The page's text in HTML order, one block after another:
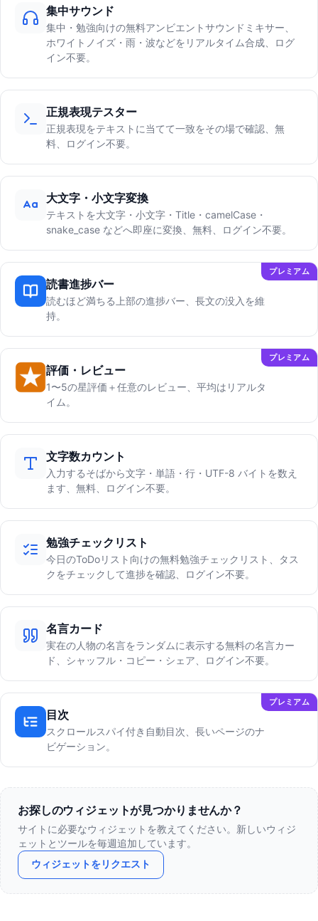
集中サウンド
集中・勉強向けの無料アンビエントサウンドミキサー、
ホワイトノイズ・雨・波などをリアルタイム合成、ログ
イン不要。
正規表現テスター
正規表現をテキストに当てて一致をその場で確認、無
料、ログイン不要。
大文字・小文字変換
テキストを大文字・小文字・Title・camelCase・
snake_case などへ即座に変換、無料、ログイン不要。
プレミアム
読書進捗バー
読むほど満ちる上部の進捗バー、長文の没入を維
持。
プレミアム
評価・レビュー
1〜5の星評価＋任意のレビュー、平均はリアルタ
イム。
文字数カウント
入力するそばから文字・単語・行・UTF-8 バイトを数え
ます、無料、ログイン不要。
勉強チェックリスト
今日のToDoリスト向けの無料勉強チェックリスト、タス
クをチェックして進捗を確認、ログイン不要。
名言カード
実在の人物の名言をランダムに表示する無料の名言カー
ド、シャッフル・コピー・シェア、ログイン不要。
プレミアム
目次
スクロールスパイ付き自動目次、長いページのナ
ビゲーション。
お探しのウィジェットが見つかりませんか？
サイトに必要なウィジェットを教えてください。新しいウィジ
ェットとツールを毎週追加しています。
ウィジェットをリクエスト